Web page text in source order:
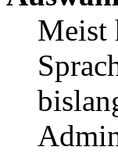
Meist